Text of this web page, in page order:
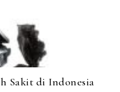
Sakit di Indonesia